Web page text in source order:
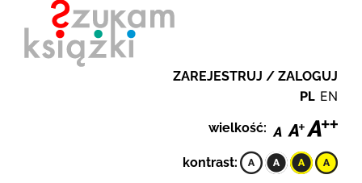
ZAREJESTRUJ / ZALOGUJ
PL EN
wielkość:
kontrast: